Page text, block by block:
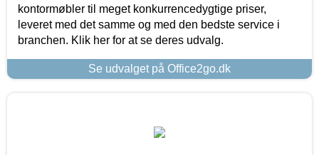
kontormøbler til meget konkurrencedygtige priser,
leveret med det samme og med den bedste service i
branchen. Klik her for at se deres udvalg.
Se udvalget på Office2go.dk